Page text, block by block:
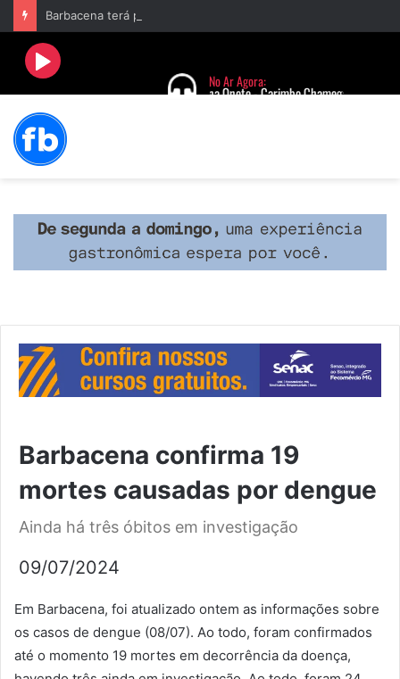
Barbacena confirma 19
mortes causadas por dengue
Ainda há três óbitos em investigação
09/07/2024
Em Barbacena, foi atualizado ontem as informações sobre
os casos de dengue (08/07). Ao todo, foram confirmados
até o momento 19 mortes em decorrência da doença,